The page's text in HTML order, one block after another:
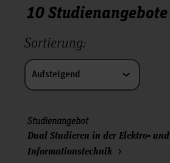
10 Studienangebote
Sortierung:
Aufsteigend
Dual Studieren in der Elektro- und
Informationstechnik